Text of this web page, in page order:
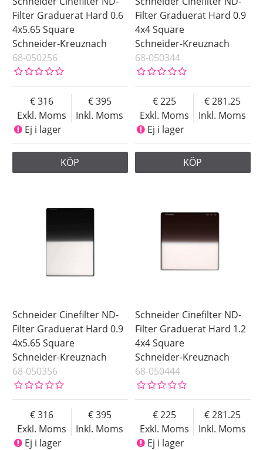
Filter Graduerat Hard 0.6
4x5.65 Square
Schneider-Kreuznach
68-050256
Exkl. Moms
316
Inkl. Moms
395
Ej i lager
KÖP
Filter Graduerat Hard 0.9
4x4 Square
Schneider-Kreuznach
68-050344
Exkl. Moms
225
Inkl. Moms
281.25
Ej i lager
KÖP
Schneider Cinefilter ND-
Filter Graduerat Hard 0.9
4x5.65 Square
Schneider-Kreuznach
68-050356
Exkl. Moms
316
Inkl. Moms
395
Ej i lager
Schneider Cinefilter ND-
Filter Graduerat Hard 1.2
4x4 Square
Schneider-Kreuznach
68-050444
Exkl. Moms
225
Inkl. Moms
281.25
Ej i lager